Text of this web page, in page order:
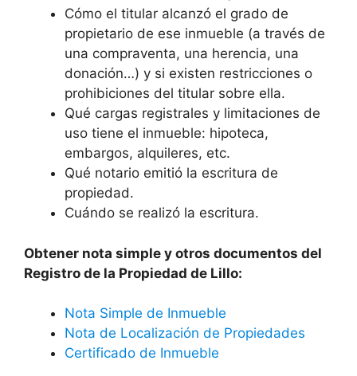
Cómo el titular alcanzó el grado de
propietario de ese inmueble (a través de
una compraventa, una herencia, una
donación…) y si existen restricciones o
prohibiciones del titular sobre ella.
Qué cargas registrales y limitaciones de
uso tiene el inmueble: hipoteca,
embargos, alquileres, etc.
Qué notario emitió la escritura de
propiedad.
Cuándo se realizó la escritura.
Obtener nota simple y otros documentos del
Registro de la Propiedad de Lillo:
Nota Simple de Inmueble
Nota de Localización de Propiedades
Certificado de Inmueble